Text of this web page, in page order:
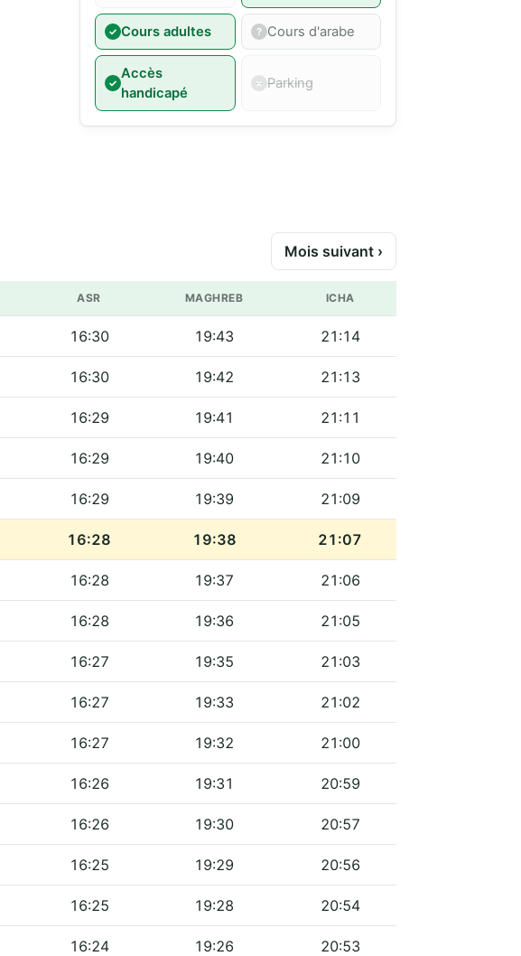
Cours adultes Cours d'arabe
Accès
handicapé
Parking
Mois suivant ›
ASR MAGHREB ICHA
16:30 19:43 21:14
16:30 19:42 21:13
16:29 19:41 21:11
16:29 19:40 21:10
16:29 19:39 21:09
16:28 19:38 21:07
16:28 19:37 21:06
16:28 19:36 21:05
16:27 19:35 21:03
16:27 19:33 21:02
16:27 19:32 21:00
16:26 19:31 20:59
16:26 19:30 20:57
16:25 19:29 20:56
16:25 19:28 20:54
16:24 19:26 20:53